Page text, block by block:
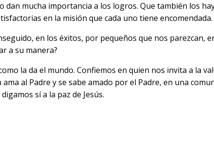
dan mucha importancia a los logros. Que también los
en la misión que cada uno tiene encomendada.
en los éxitos, por pequeños que nos parezcan,
a su manera?
la da el mundo. Confiemos en quien nos invita a la
al Padre y se sabe amado por el Padre, en una
sí a la paz de Jesús.